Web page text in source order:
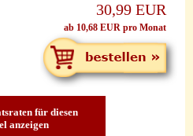
30,99 EUR
ab 10,68 EUR pro Monat
für diesen
anzeigen